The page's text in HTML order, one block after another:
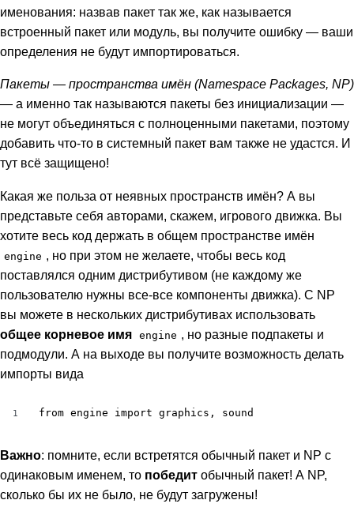
именования: назвав пакет так же, как называется
встроенный пакет или модуль, вы получите ошибку — ваши
определения не будут импортироваться.
Пакеты — пространства имён (Namespace Packages, NP)
— а именно так называются пакеты без инициализации —
не могут объединяться с полноценными пакетами, поэтому
добавить что-то в системный пакет вам также не удастся. И
тут всё защищено!
Какая же польза от неявных пространств имён? А вы
представьте себя авторами, скажем, игрового движка. Вы
хотите весь код держать в общем пространстве имён
engine
, но при этом не желаете, чтобы весь код
поставлялся одним дистрибутивом (не каждому же
пользователю нужны все-все компоненты движка). С NP
вы можете в нескольких дистрибутивах использовать
общее корневое имя engine
, но разные подпакеты и
подмодули. А на выходе вы получите возможность делать
импорты вида
1 from engine import graphics, sound
Важно: помните, если встретятся обычный пакет и NP с
одинаковым именем, то победит обычный пакет! А NP,
сколько бы их не было, не будут загружены!